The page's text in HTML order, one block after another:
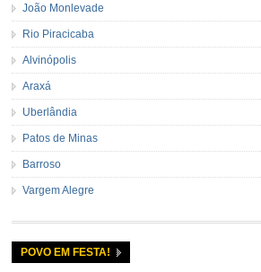
João Monlevade
Rio Piracicaba
Alvinópolis
Araxá
Uberlândia
Patos de Minas
Barroso
Vargem Alegre
POVO EM FESTA!